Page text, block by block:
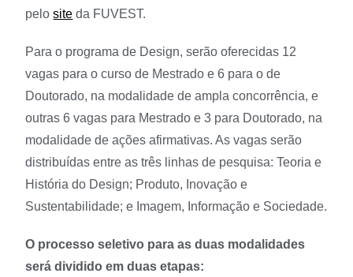
pelosite da FUVEST.
Para o programa de Design, serão oferecidas 12
vagas para o curso de Mestrado e 6 para o de
Doutorado, na modalidade de ampla concorrência, e
outras 6 vagas para Mestrado e 3 para Doutorado, na
modalidade de ações afirmativas. As vagas serão
distribuídas entre as três linhas de pesquisa: Teoria e
História do Design; Produto, Inovação e
Sustentabilidade; e Imagem, Informação e Sociedade.
O processo seletivo para as duas modalidades
será dividido em duas etapas: